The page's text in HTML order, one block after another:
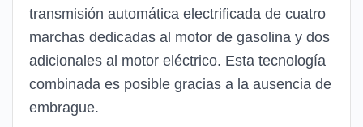
transmisión automática electrificada de cuatro
marchas dedicadas al motor de gasolina y dos
adicionales al motor eléctrico. Esta tecnología
combinada es posible gracias a la ausencia de
embrague.